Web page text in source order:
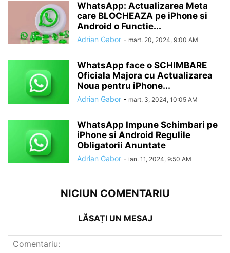
WhatsApp: Actualizarea Meta
care BLOCHEAZA pe iPhone si
Android o Functie...
Adrian Gabor - mart. 20, 2024, 9:00 AM
WhatsApp face o SCHIMBARE
Oficiala Majora cu Actualizarea
Noua pentru iPhone...
Adrian Gabor - mart. 3, 2024, 10:05 AM
WhatsApp Impune Schimbari pe
iPhone si Android Regulile
Obligatorii Anuntate
Adrian Gabor - ian. 11, 2024, 9:50 AM
NICIUN COMENTARIU
LĂSAȚI UN MESAJ